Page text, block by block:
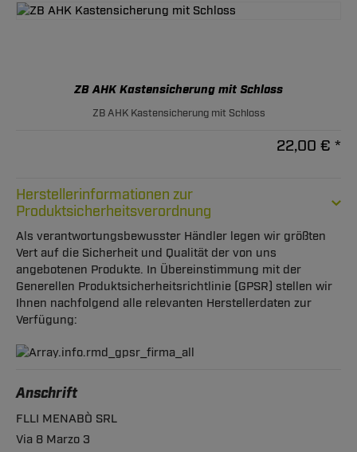
ZB AHK Kastensicherung mit Schloss
ZB AHK Kastensicherung mit Schloss
22,00 € *
Herstellerinformationen zur
Produktsicherheitsverordnung
Als verantwortungsbewusster Händler legen wir größten
Vert auf die Sicherheit und Qualität der von uns
angebotenen Produkte. In Übereinstimmung mit der
Generellen Produktsicherheitsrichtlinie (GPSR) stellen wir
Ihnen nachfolgend alle relevanten Herstellerdaten zur
Verfügung:
Anschrift
FLLI MENABÒ SRL
Via 8 Marzo 3